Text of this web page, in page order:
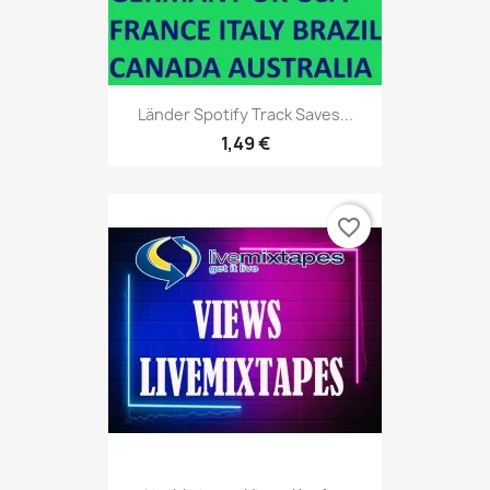
Länder Spotify Track Saves...
1,49 €
favorite_border